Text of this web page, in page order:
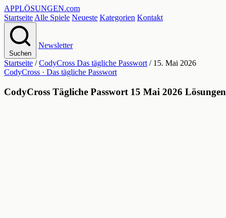
APPLÖSUNGEN.com
Startseite Alle Spiele Neueste Kategorien Kontakt
Suchen
Newsletter
Startseite / CodyCross Das tägliche Passwort / 15. Mai 2026
CodyCross · Das tägliche Passwort
CodyCross Tägliche Passwort 15 Mai 2026 Lösungen